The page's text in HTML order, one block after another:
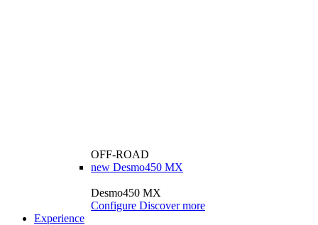
OFF-ROAD
new Desmo450 MX
Desmo450 MX
Configure Discover more
Experience